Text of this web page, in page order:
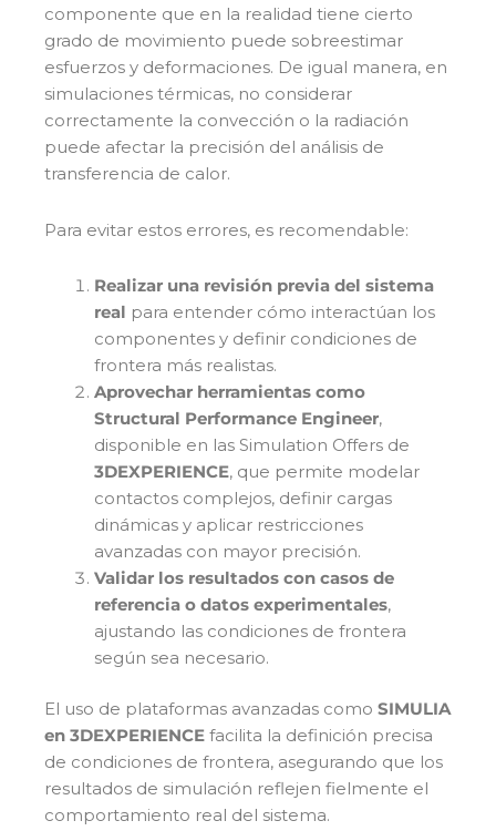
componente que en la realidad tiene cierto
grado de movimiento puede sobreestimar
esfuerzos y deformaciones. De igual manera, en
simulaciones térmicas, no considerar
correctamente la convección o la radiación
puede afectar la precisión del análisis de
transferencia de calor.
Para evitar estos errores, es recomendable:
Realizar una revisión previa del sistema
real para entender cómo interactúan los
componentes y definir condiciones de
frontera más realistas.
Aprovechar herramientas como
Structural Performance Engineer,
disponible en las Simulation Offers de
3DEXPERIENCE, que permite modelar
contactos complejos, definir cargas
dinámicas y aplicar restricciones
avanzadas con mayor precisión.
Validar los resultados con casos de
referencia o datos experimentales,
ajustando las condiciones de frontera
según sea necesario.
El uso de plataformas avanzadas como SIMULIA
en 3DEXPERIENCE facilita la definición precisa
de condiciones de frontera, asegurando que los
resultados de simulación reflejen fielmente el
comportamiento real del sistema.